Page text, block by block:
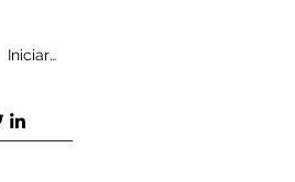
Iniciar sesión